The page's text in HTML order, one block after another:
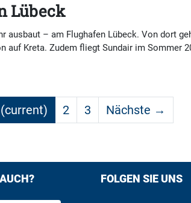
Lübeck
ausbaut – am Flughafen Lübeck. Von dort
Kreta. Zudem fliegt Sundair im Sommer
(current) 2 3 Nächste →
FOLGEN SIE UNS